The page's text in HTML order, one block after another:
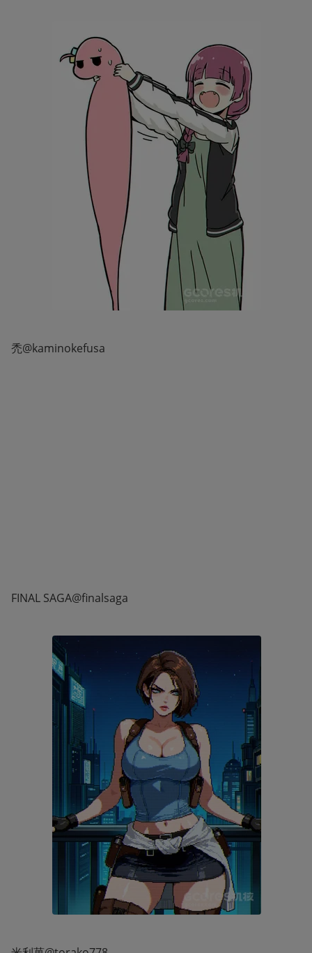
禿@kaminokefusa
FINAL SAGA@finalsaga